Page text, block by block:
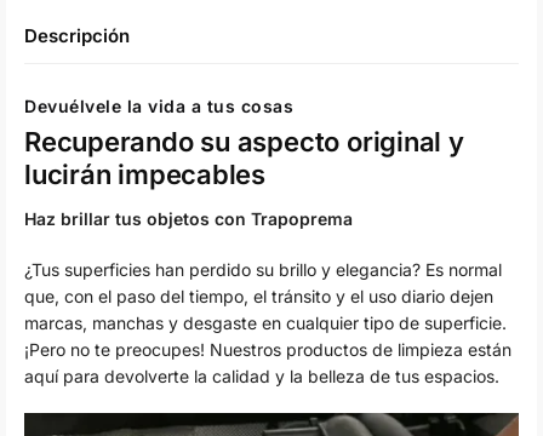
Descripción
Devuélvele la vida a tus cosas
Recuperando su aspecto original y
lucirán impecables
Haz brillar tus objetos con Trapoprema
¿Tus superficies han perdido su brillo y elegancia? Es normal
que, con el paso del tiempo, el tránsito y el uso diario dejen
marcas, manchas y desgaste en cualquier tipo de superficie.
¡Pero no te preocupes! Nuestros productos de limpieza están
aquí para devolverte la calidad y la belleza de tus espacios.